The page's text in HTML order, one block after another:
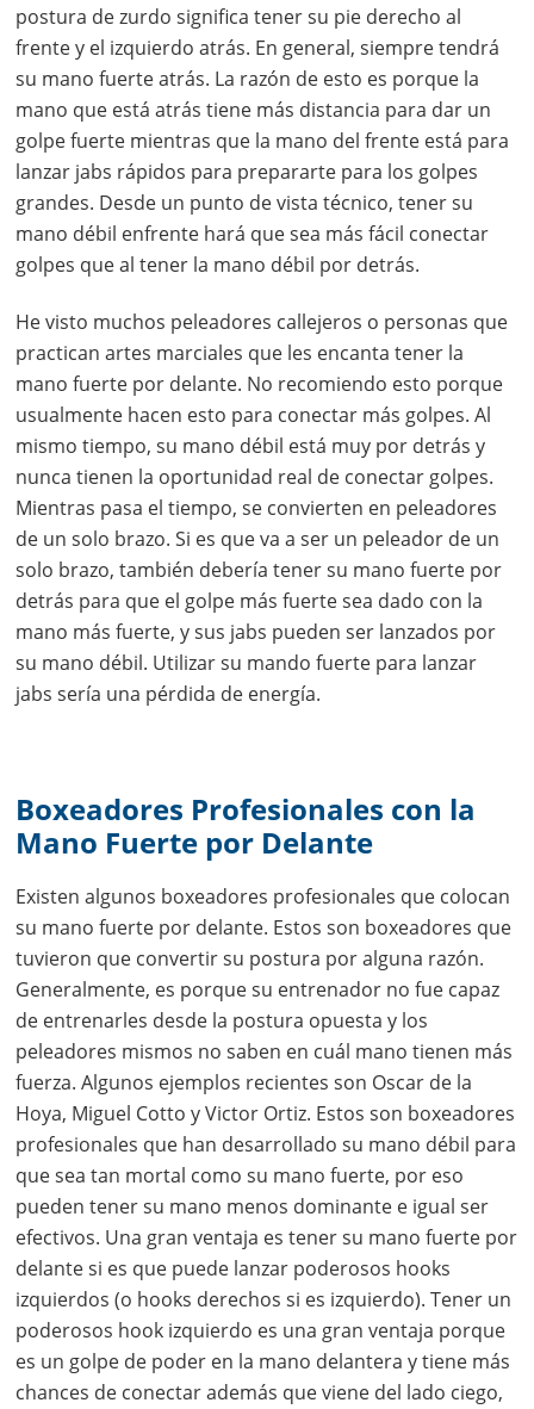
postura de zurdo significa tener su pie derecho al
frente y el izquierdo atrás. En general, siempre tendrá
su mano fuerte atrás. La razón de esto es porque la
mano que está atrás tiene más distancia para dar un
golpe fuerte mientras que la mano del frente está para
lanzar jabs rápidos para prepararte para los golpes
grandes. Desde un punto de vista técnico, tener su
mano débil enfrente hará que sea más fácil conectar
golpes que al tener la mano débil por detrás.
He visto muchos peleadores callejeros o personas que
practican artes marciales que les encanta tener la
mano fuerte por delante. No recomiendo esto porque
usualmente hacen esto para conectar más golpes. Al
mismo tiempo, su mano débil está muy por detrás y
nunca tienen la oportunidad real de conectar golpes.
Mientras pasa el tiempo, se convierten en peleadores
de un solo brazo. Si es que va a ser un peleador de un
solo brazo, también debería tener su mano fuerte por
detrás para que el golpe más fuerte sea dado con la
mano más fuerte, y sus jabs pueden ser lanzados por
su mano débil. Utilizar su mando fuerte para lanzar
jabs sería una pérdida de energía.
Boxeadores Profesionales con la
Mano Fuerte por Delante
Existen algunos boxeadores profesionales que colocan
su mano fuerte por delante. Estos son boxeadores que
tuvieron que convertir su postura por alguna razón.
Generalmente, es porque su entrenador no fue capaz
de entrenarles desde la postura opuesta y los
peleadores mismos no saben en cuál mano tienen más
fuerza. Algunos ejemplos recientes son Oscar de la
Hoya, Miguel Cotto y Victor Ortiz. Estos son boxeadores
profesionales que han desarrollado su mano débil para
que sea tan mortal como su mano fuerte, por eso
pueden tener su mano menos dominante e igual ser
efectivos. Una gran ventaja es tener su mano fuerte por
delante si es que puede lanzar poderosos hooks
izquierdos (o hooks derechos si es izquierdo). Tener un
poderosos hook izquierdo es una gran ventaja porque
es un golpe de poder en la mano delantera y tiene más
chances de conectar además que viene del lado ciego,